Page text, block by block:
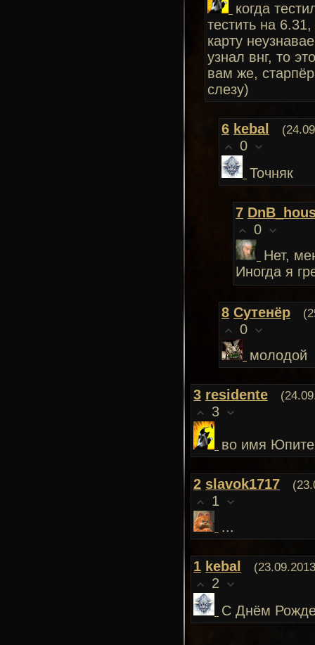
когда
тестить на
карту
узнал внг, то
вам же,
слезу)
6 kebal
0
Точняк
7
0
Нет,
Иногда я
8 Сутенёр
0
молодой
3 residente
3
во имя
2 slavok1717
1
...
1 kebal
2
C Днём